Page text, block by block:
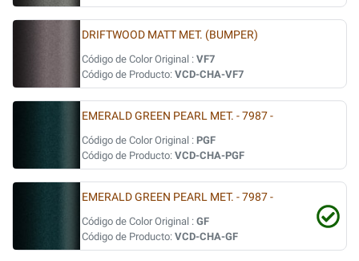
DRIFTWOOD MATT MET. (BUMPER)
Código de Color Original : VF7
Código de Producto: VCD-CHA-VF7
EMERALD GREEN PEARL MET. - 7987 -
Código de Color Original : PGF
Código de Producto: VCD-CHA-PGF
EMERALD GREEN PEARL MET. - 7987 -
Código de Color Original : GF
Código de Producto: VCD-CHA-GF